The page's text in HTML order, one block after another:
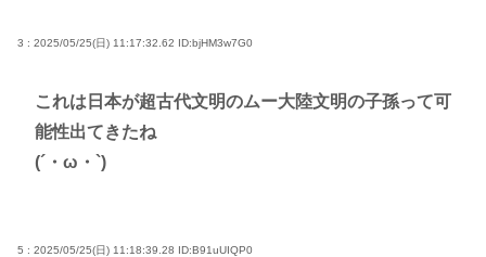
3 : 2025/05/25(日) 11:17:32.62 ID:bjHM3w7G0
これは日本が超古代文明のムー大陸文明の子孫って可
能性出てきたね
(´・ω・`)
5 : 2025/05/25(日) 11:18:39.28 ID:B91uUIQP0